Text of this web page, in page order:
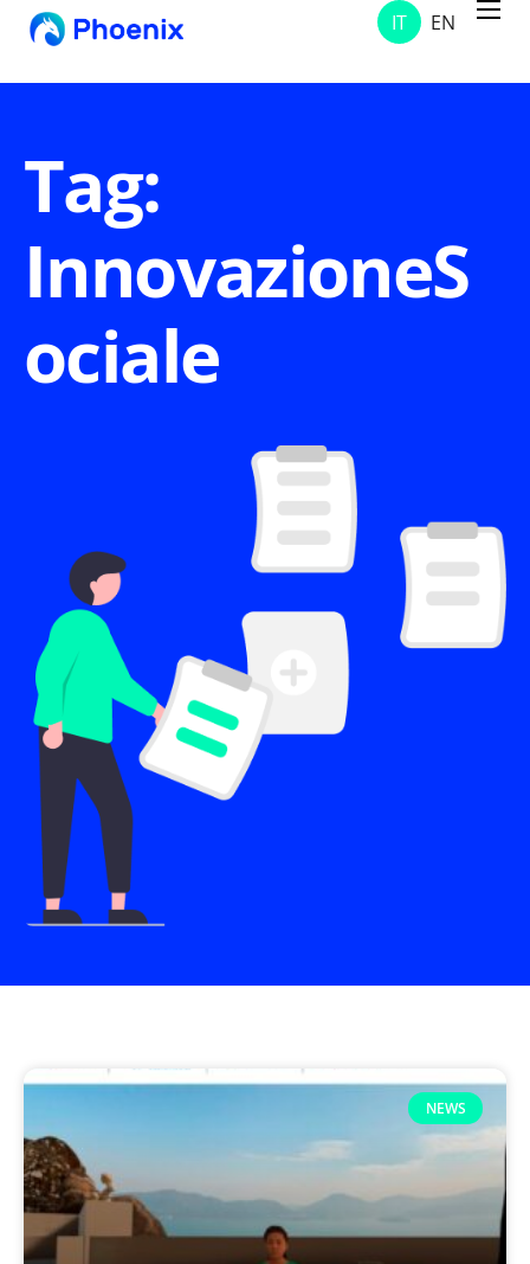
Servizi
Chi Siamo
Contatti
News & Avvisi
IT EN
Tag:
InnovazioneS
ociale
NEWS